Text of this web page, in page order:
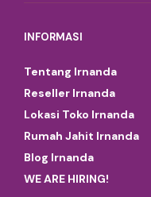
INFORMASI
Tentang Irnanda
Reseller Irnanda
Lokasi Toko Irnanda
Rumah Jahit Irnanda
Blog Irnanda
WE ARE HIRING!